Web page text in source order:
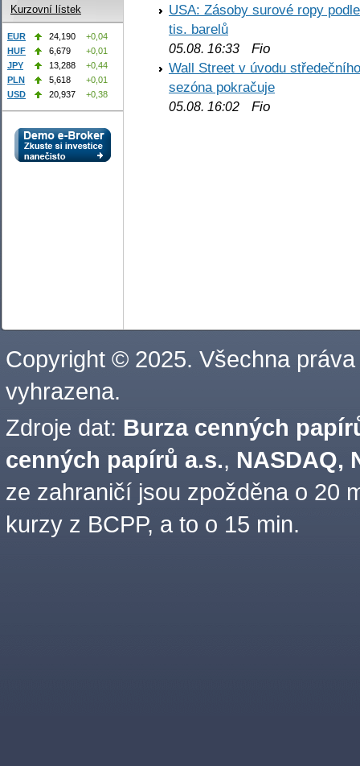
USA: Zásoby surové ropy
tis. barelů
05.08. 16:33 Fio
Wall Street v úvodu
sezóna pokračuje
05.08. 16:02 Fio
Kurzovní lístek
EUR 24,190
+0,04
HUF
6,679
+0,01
JPY
13,288
+0,44
PLN
5,618
+0,01
USD
20,937 +0,38
Copyright © 2025. Všechna práva
vyhrazena.
Zdroje dat: Burza cenných
cenných papírů a.s., NASDAQ,
ze zahraničí jsou zpožděna o 20
kurzy z BCPP, a to o 15 min.